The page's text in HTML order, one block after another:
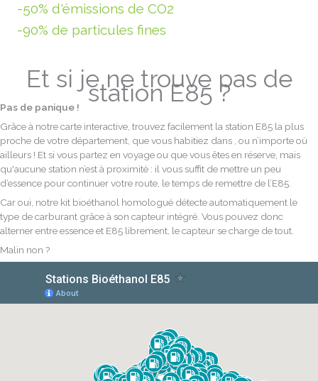
-50% d'émissions de CO2
-90% de particules fines
Et si je ne trouve pas de
station E85 ?
Pas de panique !
Grâce à notre carte interactive, trouvez facilement la station E85 la plus
proche de votre département, que vous habitiez dans , ou n’importe où
ailleurs ! Et si vous partez en voyage ou que vous êtes en réserve, mais
qu'aucune station n’est à proximité : il vous suffit de mettre un peu
d’essence pour continuer votre route, le temps de remettre de l’E85.
Car oui, notre kit bioéthanol homologué détecte automatiquement le
type de carburant grâce à son capteur intégré. Vous pouvez donc
alterner entre essence et E85 librement, le capteur se charge de tout.
Malin non ?